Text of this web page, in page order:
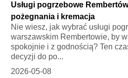
Usługi pogrzebowe
pożegnania i kremacja
Nie wiesz, jak wybrać usługi
warszawskim Rembertowie, by
spokojnie i z godnością? Ten
decyzji do po...
2026-05-08